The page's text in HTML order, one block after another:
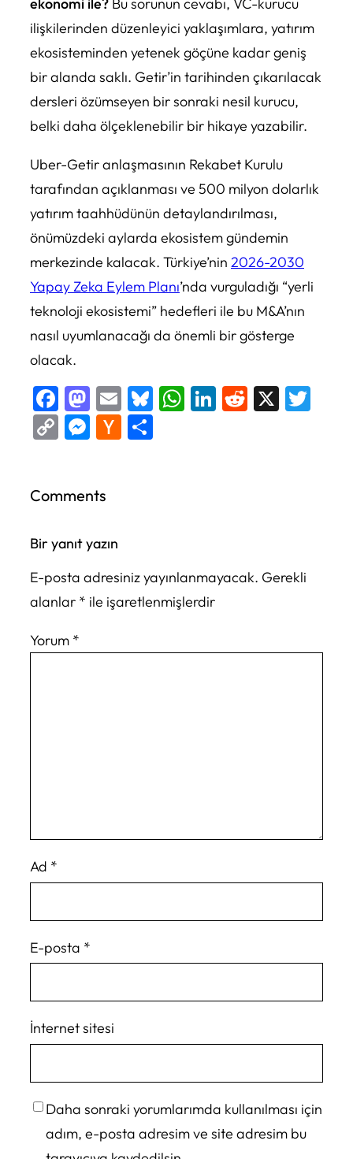
ilişkilerinden düzenleyici yaklaşımlara, yatırım
ekosisteminden yetenek göçüne kadar geniş
bir alanda saklı. Getir’in tarihinden çıkarılacak
dersleri özümseyen bir sonraki nesil kurucu,
belki daha ölçeklenebilir bir hikaye yazabilir.
Uber-Getir anlaşmasının Rekabet Kurulu
tarafından açıklanması ve 500 milyon dolarlık
yatırım taahhüdünün detaylandırılması,
önümüzdeki aylarda ekosistem gündemin
merkezinde kalacak. Türkiye’nin 2026-2030
Yapay Zeka Eylem Planı’nda vurguladığı “yerli
teknoloji ekosistemi” hedefleri ile bu M&A’nın
nasıl uyumlanacağı da önemli bir gösterge
olacak.
Facebook
Mastodon
EmailBluesky
WhatsApp
LinkedIn
Reddit
X
CopyMessenger
Hacker
Comments
Bir yanıt yazın
E-posta adresiniz yayınlanmayacak. Gerekli
alanlar * ile işaretlenmişlerdir
Yorum *
Ad *
E-posta *
İnternet sitesi
Daha sonraki yorumlarımda kullanılması için
adım, e-posta adresim ve site adresim bu